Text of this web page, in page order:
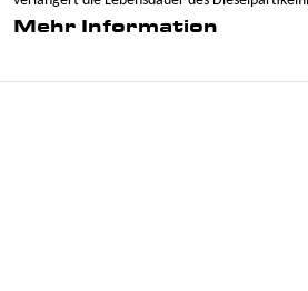
Mehr Information